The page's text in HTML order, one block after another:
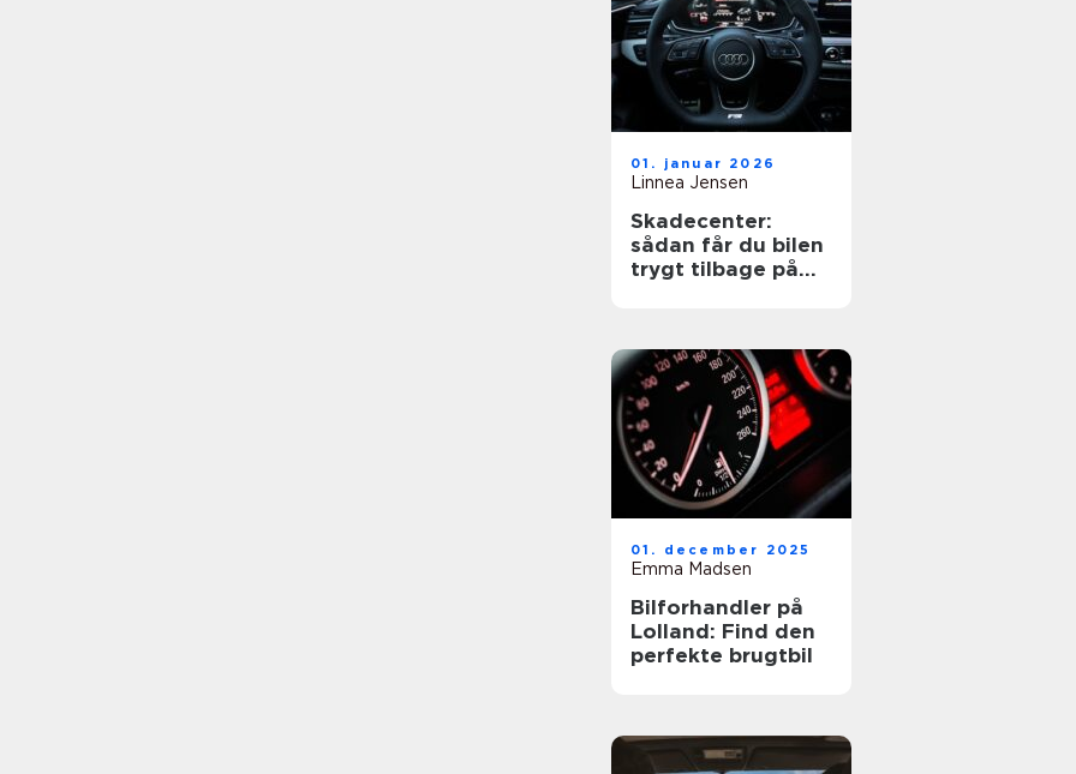
01. januar 2026
Linnea Jensen
Skadecenter:
sådan får du bilen
trygt tilbage på
01. december 2025
Emma Madsen
Bilforhandler på
Lolland: Find den
perfekte brugtbil